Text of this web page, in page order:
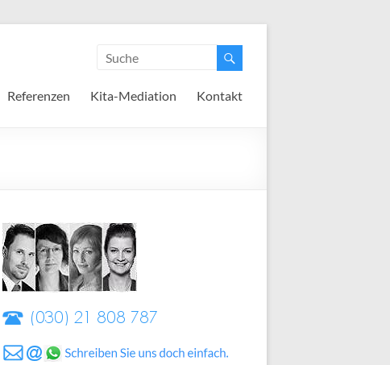
Referenzen Kita-Mediation Kontakt